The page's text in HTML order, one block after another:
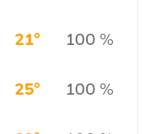
21° 100 %
25° 100 %